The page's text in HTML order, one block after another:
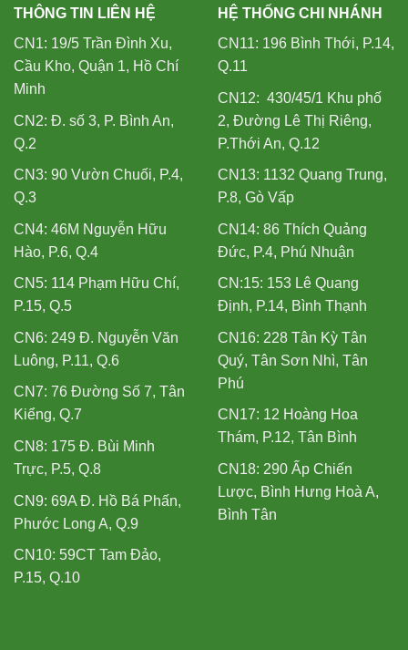
THÔNG TIN LIÊN HỆ
CN1: 19/5 Trần Đình Xu,
Cầu Kho, Quận 1, Hồ Chí
Minh
CN2: Đ. số 3, P. Bình An,
Q.2
CN3: 90 Vườn Chuối, P.4,
Q.3
CN4: 46M Nguyễn Hữu
Hào, P.6, Q.4
CN5: 114 Phạm Hữu Chí,
P.15, Q.5
CN6: 249 Đ. Nguyễn Văn
Luông, P.11, Q.6
CN7: 76 Đường Số 7, Tân
Kiểng, Q.7
CN8: 175 Đ. Bùi Minh
Trực, P.5, Q.8
CN9: 69A Đ. Hồ Bá Phấn,
Phước Long A, Q.9
CN10: 59CT Tam Đảo,
P.15, Q.10
HỆ THỐNG CHI NHÁNH
CN11: 196 Bình Thới, P.14,
Q.11
CN12: 430/45/1 Khu phố
2, Đường Lê Thị Riêng,
P.Thới An, Q.12
CN13: 1132 Quang Trung,
P.8, Gò Vấp
CN14: 86 Thích Quảng
Đức, P.4, Phú Nhuận
CN:15: 153 Lê Quang
Định, P.14, Bình Thạnh
CN16: 228 Tân Kỳ Tân
Quý, Tân Sơn Nhì, Tân
Phú
CN17: 12 Hoàng Hoa
Thám, P.12, Tân Bình
CN18: 290 Ấp Chiến
Lược, Bình Hưng Hoà A,
Bình Tân